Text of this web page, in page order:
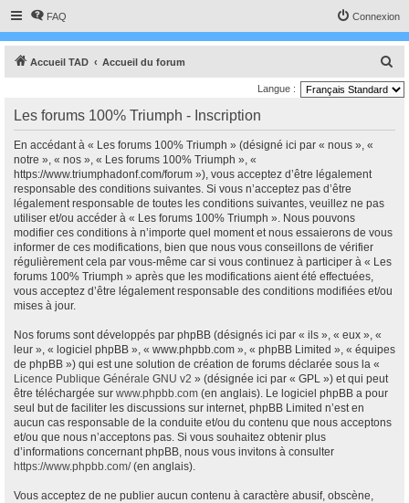
FAQ Connexion
Accueil TAD Accueil du forum
e
Langue :
Les forums 100% Triumph - Inscription
En accédant à « Les forums 100% Triumph » (désigné ici par « nous », «
notre », « nos », « Les forums 100% Triumph », «
https://www.triumphadonf.com/forum »), vous acceptez d’être légalement
responsable des conditions suivantes. Si vous n’acceptez pas d’être
légalement responsable de toutes les conditions suivantes, veuillez ne pas
utiliser et/ou accéder à « Les forums 100% Triumph ». Nous pouvons
modifier ces conditions à n’importe quel moment et nous essaierons de vous
informer de ces modifications, bien que nous vous conseillons de vérifier
régulièrement cela par vous-même car si vous continuez à participer à « Les
forums 100% Triumph » après que les modifications aient été effectuées,
vous acceptez d’être légalement responsable des conditions modifiées et/ou
mises à jour.
Nos forums sont développés par phpBB (désignés ici par « ils », « eux », «
leur », « logiciel phpBB », « www.phpbb.com », « phpBB Limited », « équipes
de phpBB ») qui est une solution de création de forums déclarée sous la «
Licence Publique Générale GNU v2 » (désignée ici par « GPL ») et qui peut
être téléchargée sur www.phpbb.com (en anglais). Le logiciel phpBB a pour
seul but de faciliter les discussions sur internet, phpBB Limited n’est en
aucun cas responsable de la conduite et/ou du contenu que nous acceptons
et/ou que nous n’acceptons pas. Si vous souhaitez obtenir plus
d’informations concernant phpBB, nous vous invitons à consulter
https://www.phpbb.com/(en anglais).
Vous acceptez de ne publier aucun contenu à caractère abusif, obscène,